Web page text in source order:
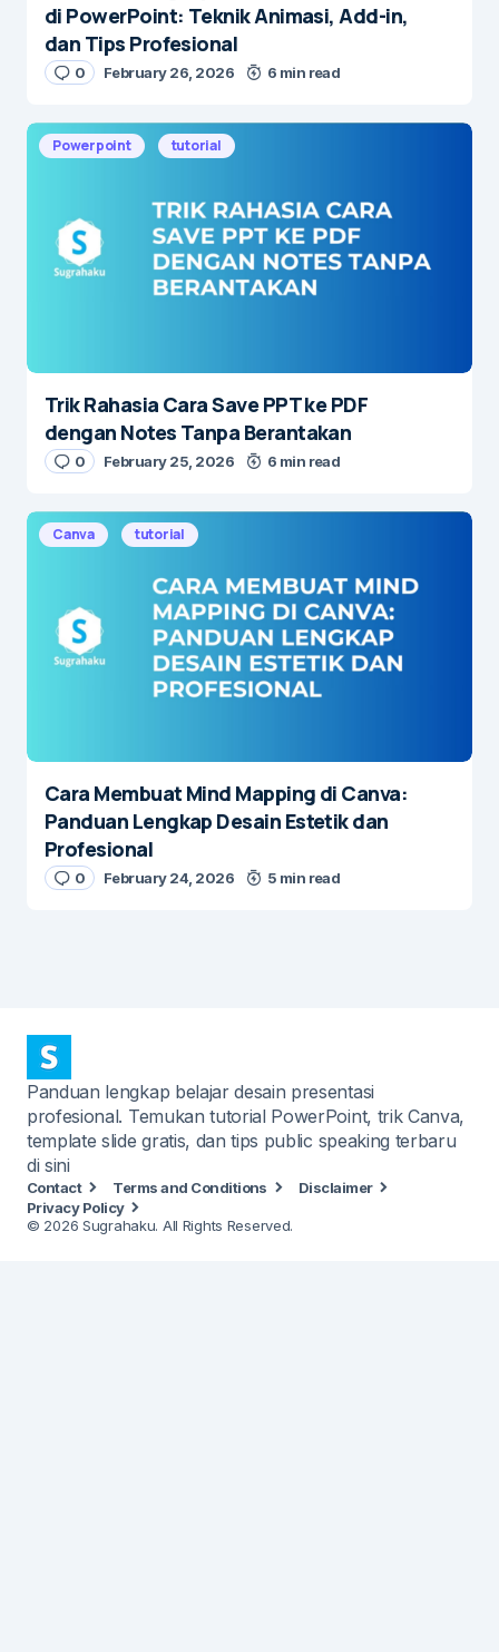
di PowerPoint: Teknik Animasi, Add-in,
dan Tips Profesional
0 February 26, 2026 6 min read
Powerpoint tutorial
Trik Rahasia Cara Save PPT ke PDF
dengan Notes Tanpa Berantakan
0 February 25, 2026 6 min read
Canva tutorial
Cara Membuat Mind Mapping di Canva:
Panduan Lengkap Desain Estetik dan
Profesional
0 February 24, 2026 5 min read
Panduan lengkap belajar desain presentasi
profesional. Temukan tutorial PowerPoint, trik Canva,
template slide gratis, dan tips public speaking terbaru
di sini
Contact Terms and Conditions
Disclaimer
Privacy Policy
© 2026 Sugrahaku. All Rights Reserved.